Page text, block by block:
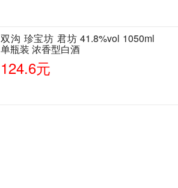
双沟 珍宝坊 君坊 41.8%vol 1050ml
单瓶装 浓香型白酒
124.6元